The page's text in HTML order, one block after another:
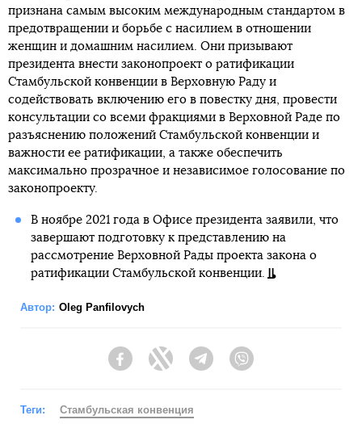
признана самым высоким международным стандартом в
предотвращении и борьбе с насилием в отношении
женщин и домашним насилием. Они призывают
президента внести законопроект о ратификации
Стамбульской конвенции в Верховную Раду и
содействовать включению его в повестку дня, провести
консультации со всеми фракциями в Верховной Раде по
разъяснению положений Стамбульской конвенции и
важности ее ратификации, а также обеспечить
максимально прозрачное и независимое голосование по
законопроекту.
В ноябре 2021 года в Офисе президента заявили, что
завершают подготовку к представлению на
рассмотрение Верховной Рады проекта закона о
ратификации Стамбульской конвенции.
Автор: Oleg Panfilovych
FacebookTwitter Telegram
Теги: Стамбульская конвенция